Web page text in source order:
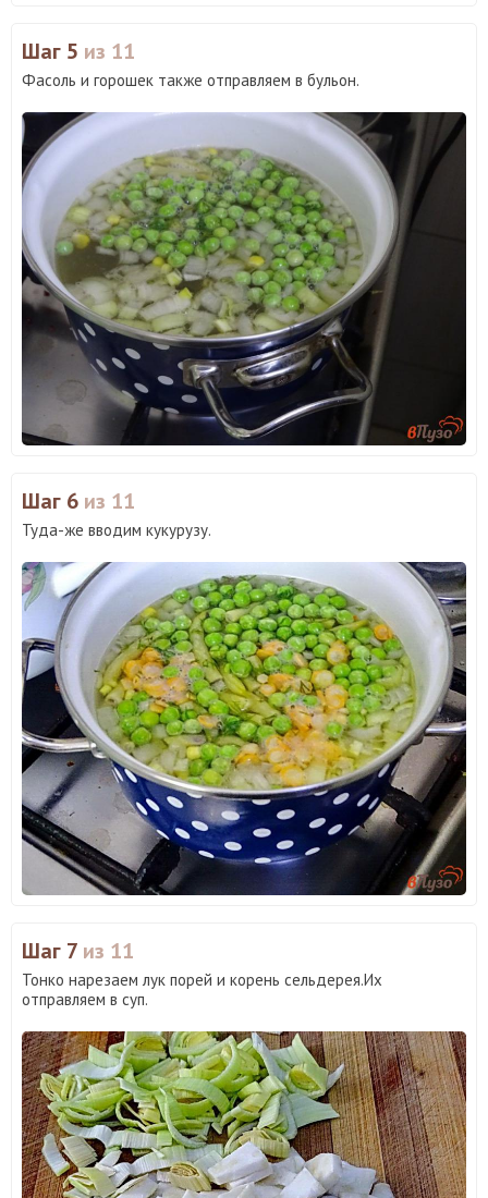
Шаг 5 из 11
Фасоль и горошек также отправляем в бульон.
Шаг 6 из 11
Туда-же вводим кукурузу.
Шаг 7 из 11
Тонко нарезаем лук порей и корень сельдерея.Их
отправляем в суп.